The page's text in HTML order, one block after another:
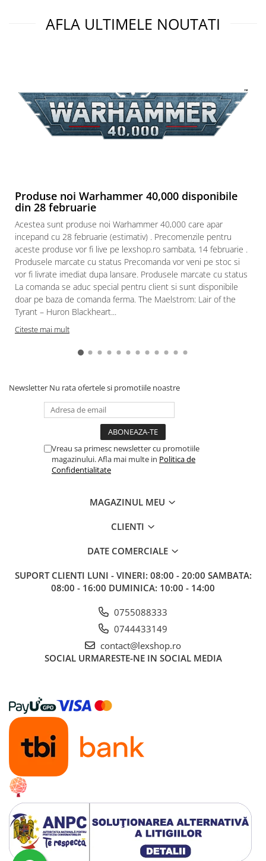
Warhammer
Starter Sets
Books and Codex
Marvel Univers
Figurine diverse
DC Univers
FUNKO POP!
One Piece
Dragon Ball
Anime
Gundam
Accesorii Gundam
Modele Revell
Figurine NECA
D&D si Alte RPG
Decoratiuni si accesorii
Lego Architecture
Lego Art
Lego Boost
Lego Bluey
Lego City
Lego Classic
Lego Colectia Botanica
Lego Creator
AFLA ULTIMELE NOUTATI
Produse noi Warhammer 40,000 disponibile
din 28 februarie
Acestea sunt produse noi Warhammer 40,000 care apar
incepand cu 28 februarie (estimativ) . Precomenzile pentru
aceste produse vor fi live pe lexshop.ro sambata, 14 februarie .
Produsele marcate cu status Precomanda vor veni pe stoc si
vor fi livrate imediat dupa lansare. Produsele marcate cu status
La comanda se aduc special pentru client si sunt disponibile
doar pe baza de comanda ferma. The Maelstrom: Lair of the
Tyrant – Huron Blackheart...
Citeste mai mult
Newsletter Nu rata ofertele si promotiile noastre
Vreau sa primesc newsletter cu promotiile
magazinului. Afla mai multe in Politica de
Confidentialitate
MAGAZINUL MEU
CLIENTI
DATE COMERCIALE
SUPORT CLIENTI LUNI - VINERI: 08:00 - 20:00 SAMBATA:
08:00 - 16:00 DUMINICA: 10:00 - 14:00
0755088333
0744433149
contact@lexshop.ro
SOCIAL URMARESTE-NE IN SOCIAL MEDIA